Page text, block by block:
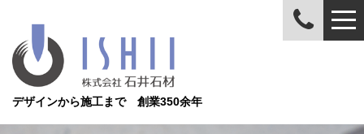
デザインから施工まで 創業350余年